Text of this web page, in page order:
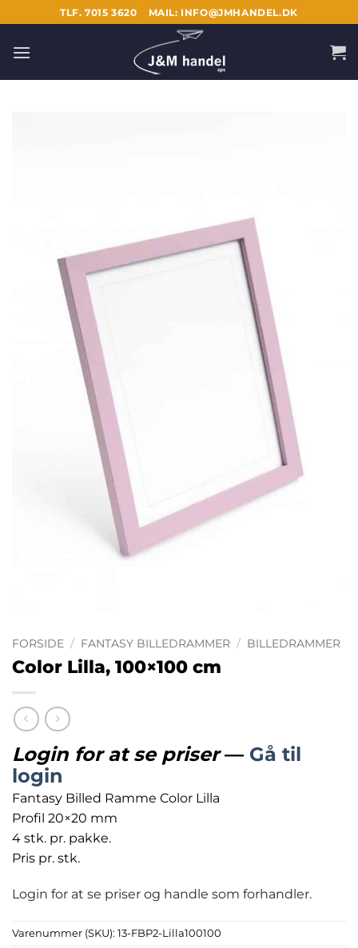
til
indhold
TLF. 7015 3620 MAIL: INFO@JMHANDEL.DK
FORSIDE / FANTASY BILLEDRAMMER / BILLEDRAMMER
Color Lilla, 100×100 cm
Login for at se priser— Gå til
login
Fantasy Billed Ramme Color Lilla
Profil 20×20 mm
4 stk. pr. pakke.
Pris pr. stk.
Login for at se priser og handle som forhandler.
Varenummer (SKU): 13-FBP2-Lilla100100